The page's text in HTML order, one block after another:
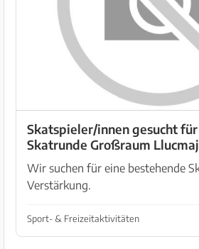
Skatspieler/innen gesucht
Skatrunde Großraum
Wir suchen für eine bestehende
Verstärkung.
Sport- & Freizeitaktivitäten